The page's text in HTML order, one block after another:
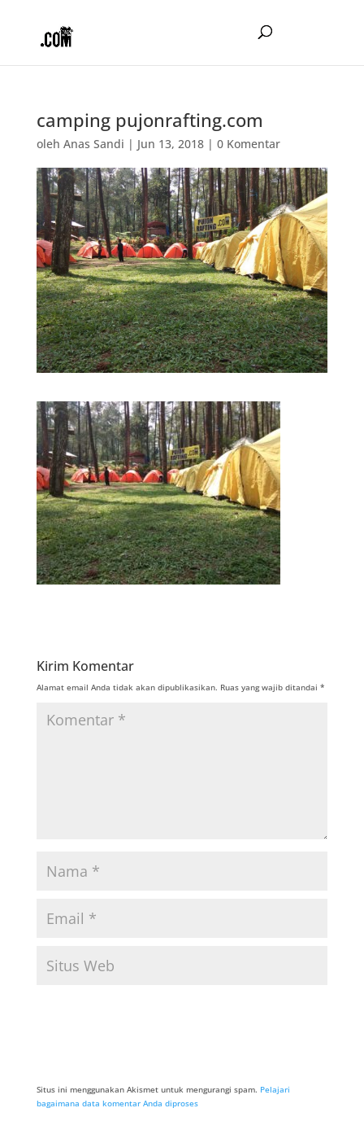
camping pujonrafting.com
oleh Anas Sandi | Jun 13, 2018| 0 Komentar
Kirim Komentar
Alamat email Anda tidak akan dipublikasikan. Ruas yang wajib ditandai *
Situs ini menggunakan Akismet untuk mengurangi spam. Pelajari
bagaimana data komentar Anda diproses